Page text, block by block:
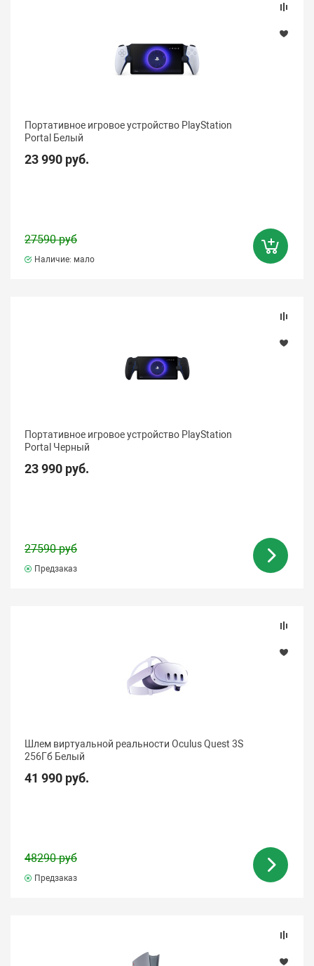
Портативное игровое устройство PlayStation
Portal Белый
23 990 руб.
27590 руб
Наличие: мало
Портативное игровое устройство PlayStation
Portal Черный
23 990 руб.
27590 руб
Предзаказ
Шлем виртуальной реальности Oculus Quest 3S
256Гб Белый
41 990 руб.
48290 руб
Предзаказ